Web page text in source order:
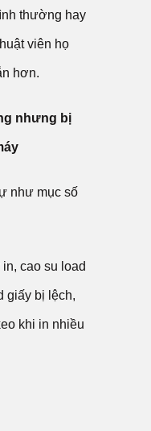
thường hay
viên họ
hơn.
nhưng bị
như mục số
cao su load
giấy bị lệch,
khi in nhiều